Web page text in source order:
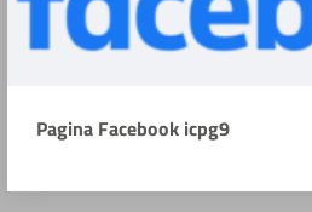
Pagina Facebook icpg9